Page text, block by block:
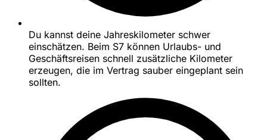
Du kannst deine Jahreskilometer schwer
einschätzen. Beim S7 können Urlaubs- und
Geschäftsreisen schnell zusätzliche Kilometer
erzeugen, die im Vertrag sauber eingeplant sein
sollten.